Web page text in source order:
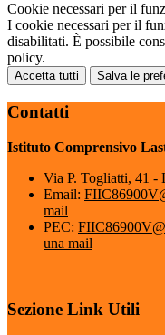
Cookie necessari per il
I cookie necessari per il
disabilitati. È possibile
policy.
Accetta tutti Salva le
Contatti
Istituto Comprensivo
Via P. Togliatti, 41 -
Email:
mail
PEC:
una mail
Sezione Link Utili